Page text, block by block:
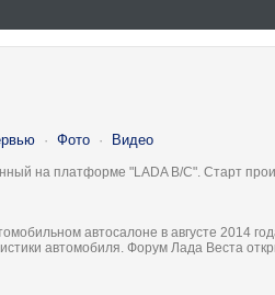
· Фото · Видео
на платформе "LADA B/C". Старт
автосалоне в августе 2014
автомобиля. Форум Лада Веста